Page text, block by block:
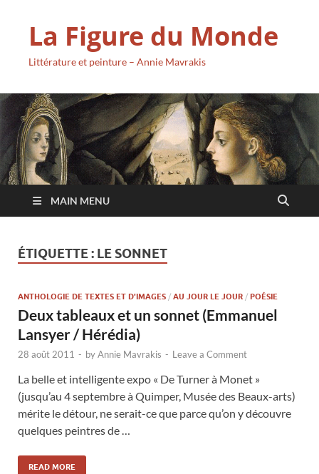
La Figure du Monde
Littérature et peinture – Annie Mavrakis
MAIN MENU
ÉTIQUETTE : LE SONNET
ANTHOLOGIE DE TEXTES ET D'IMAGES / AU JOUR LE JOUR / POÉSIE
Deux tableaux et un sonnet (Emmanuel
Lansyer / Hérédia)
28 août 2011 - byAnnie Mavrakis - Leave a Comment
La belle et intelligente expo « De Turner à Monet »
(jusqu’au 4 septembre à Quimper, Musée des Beaux-arts)
mérite le détour, ne serait-ce que parce qu’on y découvre
quelques peintres de …
READ MORE